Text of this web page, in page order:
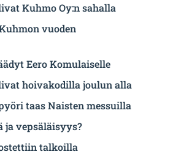
Kuhmo Oy:n sahalla
vuoden
Eero Komulaiselle
hoivakodilla joulun alla
taas Naisten messuilla
ja vepsäläisyys?
talkoilla